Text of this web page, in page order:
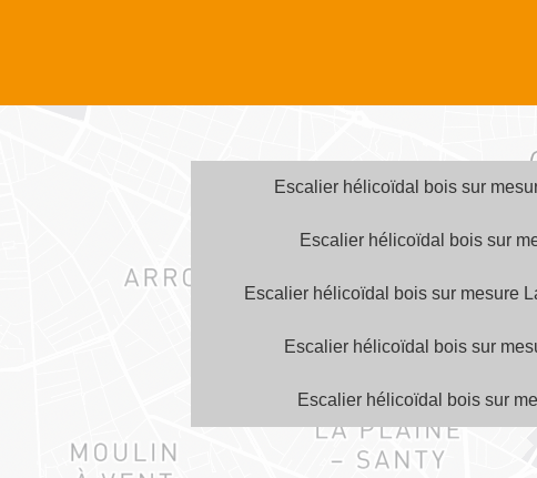
Escalier hélicoïdal bois sur
Escalier hélicoïdal bois sur
Escalier hélicoïdal bois sur mesure
Escalier hélicoïdal bois sur
Escalier hélicoïdal bois sur